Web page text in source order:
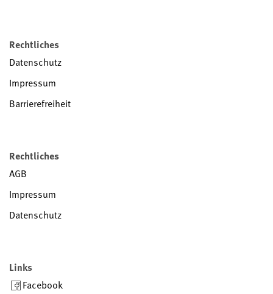
Rechtliches
Datenschutz
Impressum
Barrierefreiheit
Rechtliches
AGB
Impressum
Datenschutz
Links
Facebook